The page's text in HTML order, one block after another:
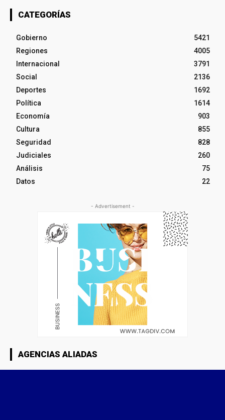
CATEGORÍAS
Gobierno
5421
Regiones
4005
Internacional
3791
Social
2136
Deportes
1692
Política
1614
Economía
903
Cultura
855
Seguridad
828
Judiciales
260
Análisis
75
Datos
22
- Advertisement -
AGENCIAS ALIADAS